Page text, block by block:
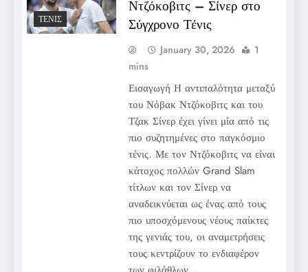
ΤΈΝΙΣ
Ντζόκοβιτς – Σίνερ στο
Σύγχρονο Τένις
January 30, 2026
1
mins
Εισαγωγή Η αντιπαλότητα μεταξύ
του Νόβακ Ντζόκοβιτς και του
Τζακ Σίνερ έχει γίνει μία από τις
πιο συζητημένες στο παγκόσμιο
τένις. Με τον Ντζόκοβιτς να είναι
κάτοχος πολλών Grand Slam
τίτλων και τον Σίνερ να
αναδεικνύεται ως ένας από τους
πιο υποσχόμενους νέους παίκτες
της γενιάς του, οι αναμετρήσεις
τους κεντρίζουν το ενδιαφέρον